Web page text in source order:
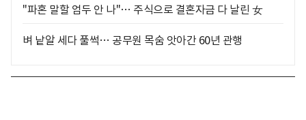
"파혼 말할 엄두 안 나"… 주식으로 결혼자금 다 날린 女
벼 낱알 세다 풀썩… 공무원 목숨 앗아간 60년 관행